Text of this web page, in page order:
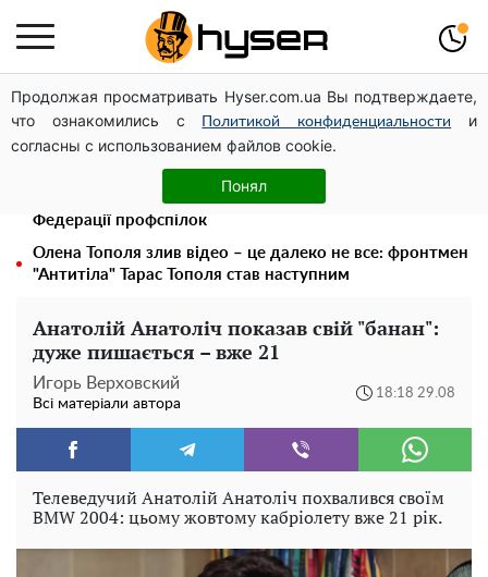
Продолжая просматривать Hyser.com.ua Вы подтверждаете,
что ознакомились с
Политикой конфиденциальности
и
согласны с использованием файлов cookie.
Понял
Дрони із націнкою: Олександр Конотопський вивів
мільйони оборонного бюджету через фіктивну фірму в
Естонії
Павло Прудніков та його дивовижна кар'єра від актора
у російському театрі до номінанта у керівники
Федерації профспілок
Олена Тополя злив відео – це далеко не все: фронтмен
"Антитіла" Тарас Тополя став наступним
Анатолій Анатоліч показав свій "банан":
дуже пишається – вже 21
Игорь Верховский
Всі матеріали автора
18:18 29.08
Телеведучий Анатолій Анатоліч похвалився своїм
BMW 2004: цьому жовтому кабріолету вже 21 рік.